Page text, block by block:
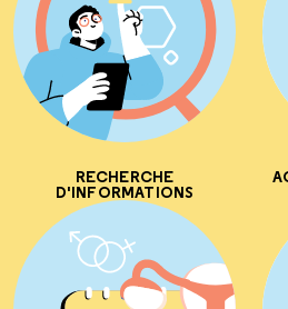
RECHERCHE
D'INFORMATIONS